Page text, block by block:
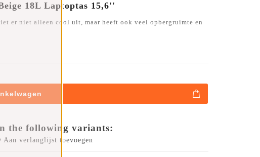
18L Laptoptas 15,6''
er niet alleen cool uit, maar heeft ook veel opbergruimte en
the following variants:
Aan verlanglijst toevoegen